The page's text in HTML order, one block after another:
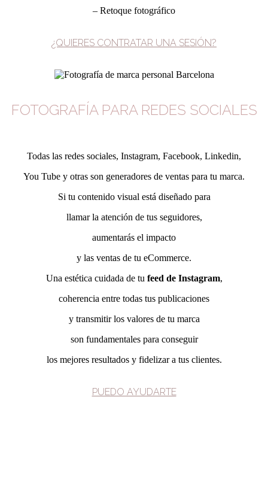
– Retoque fotográfico
¿QUIERES CONTRATAR UNA SESIÓN?
FOTOGRAFÍA PARA REDES SOCIALES
Todas las redes sociales, Instagram, Facebook, Linkedin,
You Tube y otras son generadores de ventas para tu marca.
Si tu contenido visual está diseñado para
llamar la atención de tus seguidores,
aumentarás el impacto
y las ventas de tu eCommerce.
Una estética cuidada de tu feed de Instagram,
coherencia entre todas tus publicaciones
y transmitir los valores de tu marca
son fundamentales para conseguir
los mejores resultados y fidelizar a tus clientes.
PUEDO AYUDARTE